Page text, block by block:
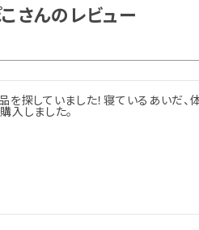
さんのレビュー
を探していました！寝ているあいだ、
入しました。